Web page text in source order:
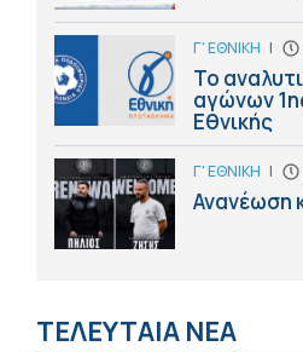
Γ' ΕΘΝΙΚΗ |
Το
αγώνων
Εθνικής
Γ' ΕΘΝΙΚΗ |
Ανανέωση
ΤΕΛΕΥΤΑΙΑ ΝΕΑ